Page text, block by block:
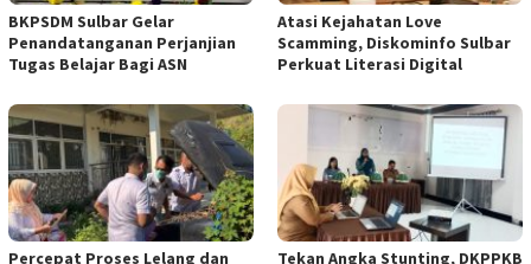
BKPSDM Sulbar Gelar
Penandatanganan Perjanjian
Tugas Belajar Bagi ASN
Atasi Kejahatan Love
Scamming, Diskominfo Sulbar
Perkuat Literasi Digital
Percepat Proses Lelang dan
Tekan Angka Stunting, DKPPKB